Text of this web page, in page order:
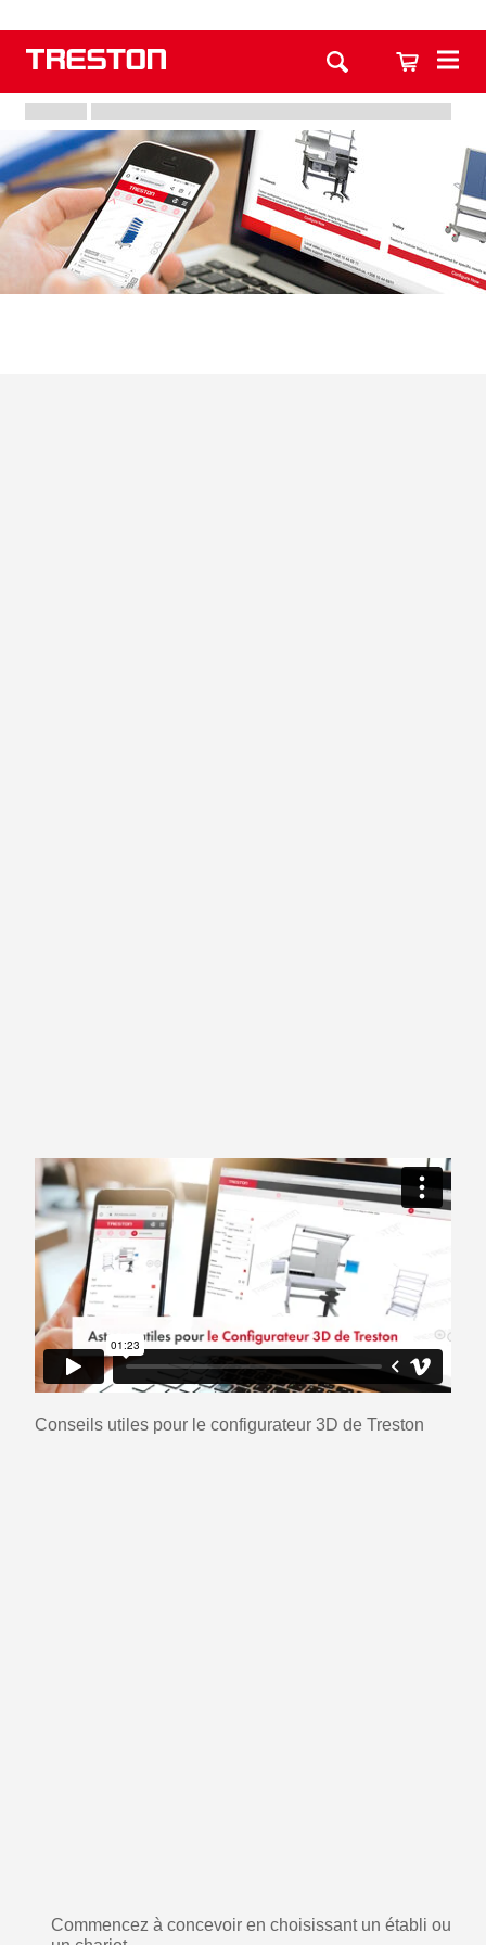
Conseils utiles pour le configurateur 3D de Treston
Commencez à concevoir en choisissant un établi ou